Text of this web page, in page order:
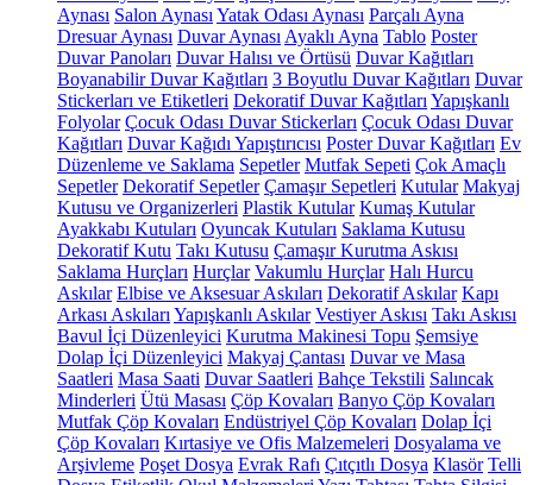
Aynası Salon Aynası Yatak Odası Aynası Parçalı Ayna
Dresuar Aynası Duvar Aynası Ayaklı Ayna Tablo Poster
Duvar Panoları Duvar Halısı ve Örtüsü Duvar Kağıtları
Boyanabilir Duvar Kağıtları 3 Boyutlu Duvar Kağıtları Duvar
Stickerları ve Etiketleri Dekoratif Duvar Kağıtları Yapışkanlı
Folyolar Çocuk Odası Duvar Stickerları Çocuk Odası Duvar
Kağıtları Duvar Kağıdı Yapıştırıcısı Poster Duvar Kağıtları Ev
Düzenleme ve Saklama Sepetler Mutfak Sepeti Çok Amaçlı
Sepetler Dekoratif Sepetler Çamaşır Sepetleri Kutular Makyaj
Kutusu ve Organizerleri Plastik Kutular Kumaş Kutular
Ayakkabı Kutuları Oyuncak Kutuları Saklama Kutusu
Dekoratif Kutu Takı Kutusu Çamaşır Kurutma Askısı
Saklama Hurçları Hurçlar Vakumlu Hurçlar Halı Hurcu
Askılar Elbise ve Aksesuar Askıları Dekoratif Askılar Kapı
Arkası Askıları Yapışkanlı Askılar Vestiyer Askısı Takı Askısı
Bavul İçi Düzenleyici Kurutma Makinesi Topu Şemsiye
Dolap İçi Düzenleyici Makyaj Çantası Duvar ve Masa
Saatleri Masa Saati Duvar Saatleri Bahçe Tekstili Salıncak
Minderleri Ütü Masası Çöp Kovaları Banyo Çöp Kovaları
Mutfak Çöp Kovaları Endüstriyel Çöp Kovaları Dolap İçi
Çöp Kovaları Kırtasiye ve Ofis Malzemeleri Dosyalama ve
Arşivleme Poşet Dosya Evrak Rafı Çıtçıtlı Dosya Klasör Telli